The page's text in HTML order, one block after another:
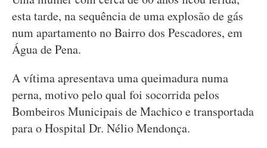
esta tarde, na sequência de uma explosão de gás
num apartamento no Bairro dos Pescadores, em
Água de Pena.
A vítima apresentava uma queimadura numa
perna, motivo pelo qual foi socorrida pelos
Bombeiros Municipais de Machico e transportada
para o Hospital Dr. Nélio Mendonça.